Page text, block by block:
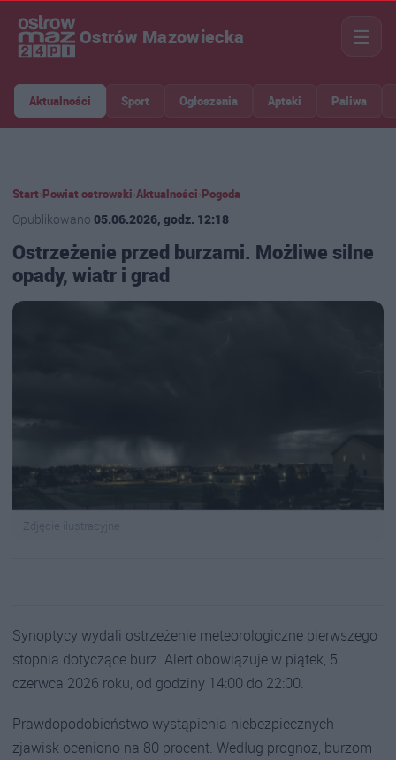
Ostrów Mazowiecka ☰
Aktualności Sport Ogłoszenia Apteki Paliwa
Start Powiat ostrowski Aktualności Pogoda
Opublikowano 05.06.2026, godz. 12:18
Ostrzeżenie przed burzami. Możliwe silne
opady, wiatr i grad
Zdjęcie ilustracyjne
Synoptycy wydali ostrzeżenie meteorologiczne pierwszego
stopnia dotyczące burz. Alert obowiązuje w piątek, 5
czerwca 2026 roku, od godziny 14:00 do 22:00.
Prawdopodobieństwo wystąpienia niebezpiecznych
zjawisk oceniono na 80 procent. Według prognoz, burzom